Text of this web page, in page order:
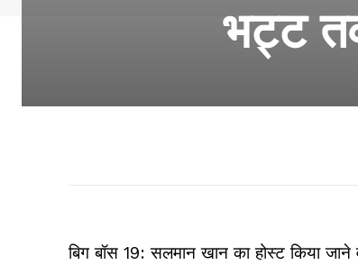
भट्ट
बिग बॉस 19: सलमान खान का होस्ट किया जाने